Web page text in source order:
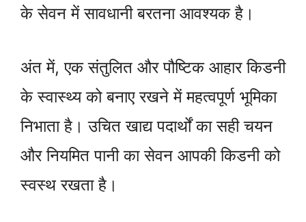
के सेवन में सावधानी बरतना आवश्यक है।
अंत में, एक संतुलित और पौष्टिक आहार किडनी
के स्वास्थ्य को बनाए रखने में महत्वपूर्ण भूमिका
निभाता है। उचित खाद्य पदार्थों का सही चयन
और नियमित पानी का सेवन आपकी किडनी को
स्वस्थ रखता है।